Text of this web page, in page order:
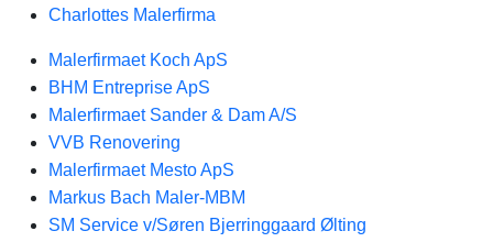
Charlottes Malerfirma
Malerfirmaet Koch ApS
BHM Entreprise ApS
Malerfirmaet Sander & Dam A/S
VVB Renovering
Malerfirmaet Mesto ApS
Markus Bach Maler-MBM
SM Service v/Søren Bjerringgaard Ølting